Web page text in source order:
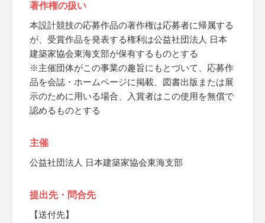
著作権の扱い
本設計競技の応募作品の著作権は応募者に帰属する
が、受賞作品を発表する権利は公益社団法人 日本
建築家協会東海支部が保有するものとする
※主催団体がこの事業の趣旨にもとづいて、応募作
品を会誌・ホームページに掲載、図書出版または展
示のために用いる場合、入賞者はこの使用を無償で
認めるものとする
主催
公益社団法人 日本建築家協会東海支部
提出先・問合先
【送付先】